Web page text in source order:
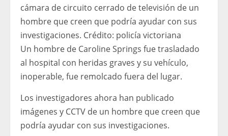
cámara de circuito cerrado de televisión de un
hombre que creen que podría ayudar con sus
investigaciones. Crédito: policía victoriana
Un hombre de Caroline Springs fue trasladado
al hospital con heridas graves y su vehículo,
inoperable, fue remolcado fuera del lugar.
Los investigadores ahora han publicado
imágenes y CCTV de un hombre que creen que
podría ayudar con sus investigaciones.